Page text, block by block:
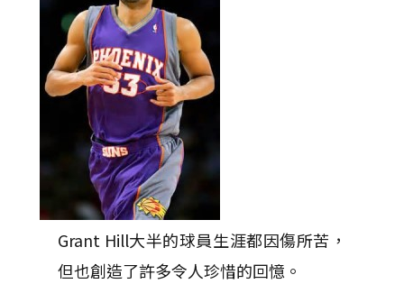
Grant Hill大半的球員生涯都因傷所苦，
但也創造了許多令人珍惜的回憶。